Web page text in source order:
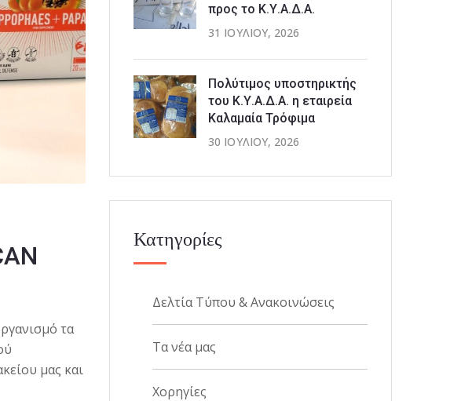
τα
μας και
προς το Κ.Υ.Α.Δ.Α.
31 ΙΟΥΛΊΟΥ, 2026
Πολύτιμος υποστηρικτής
του Κ.Υ.Α.Δ.Α. η εταιρεία
Καλαμαία Τρόφιμα
30 ΙΟΥΛΊΟΥ, 2026
Κατηγορίες
Δελτία Τύπου & Ανακοινώσεις
Τα νέα μας
Χορηγίες